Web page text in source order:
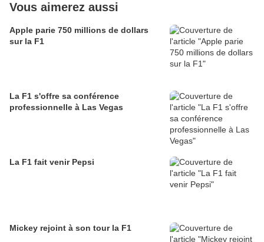
Vous aimerez aussi
Apple parie 750 millions de dollars
sur la F1
La F1 s'offre sa conférence
professionnelle à Las Vegas
La F1 fait venir Pepsi
Mickey rejoint à son tour la F1